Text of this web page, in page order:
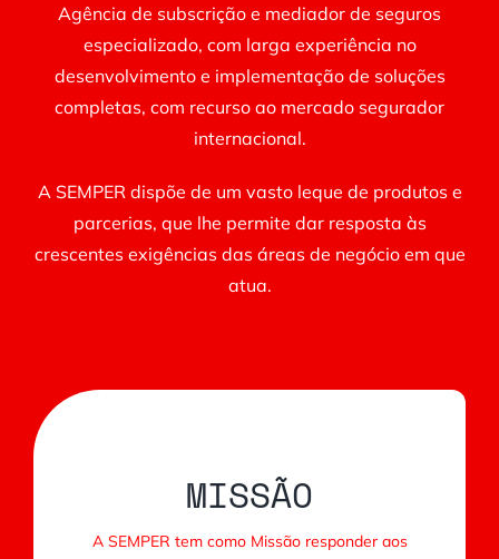
Agência de subscrição e mediador de seguros
especializado, com larga experiência no
desenvolvimento e implementação de soluções
completas, com recurso ao mercado segurador
internacional.
A SEMPER dispõe de um vasto leque de produtos e
parcerias, que lhe permite dar resposta às
crescentes exigências das áreas de negócio em que
atua.
MISSÃO
A SEMPER tem como Missão responder aos